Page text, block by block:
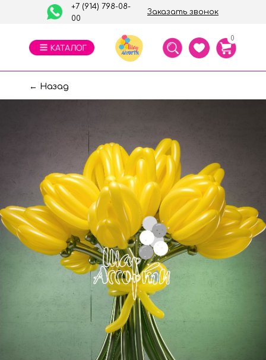
Заказать звонок
+7 (914) 798-08-
00
0
← Назад